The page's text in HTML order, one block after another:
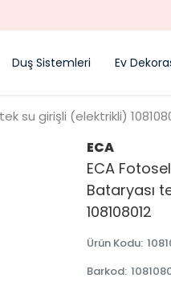
Duş Sistemleri Ev
su girişli (elektrikli)
ECA
ECA
Bataryası
108108012
Ürün Kodu:
Barkod: